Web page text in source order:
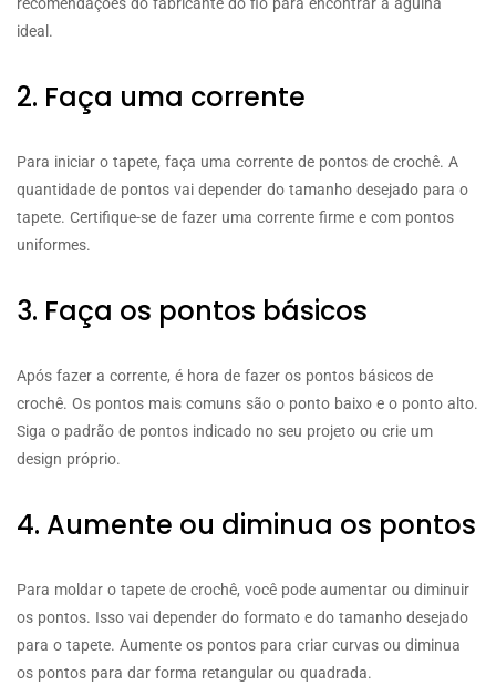
ideal.
2. Faça uma corrente
Para iniciar o tapete, faça uma corrente de pontos de crochê. A
quantidade de pontos vai depender do tamanho desejado para o
tapete. Certifique-se de fazer uma corrente firme e com pontos
uniformes.
3. Faça os pontos básicos
Após fazer a corrente, é hora de fazer os pontos básicos de
crochê. Os pontos mais comuns são o ponto baixo e o ponto alto.
Siga o padrão de pontos indicado no seu projeto ou crie um
design próprio.
4. Aumente ou diminua os pontos
Para moldar o tapete de crochê, você pode aumentar ou diminuir
os pontos. Isso vai depender do formato e do tamanho desejado
para o tapete. Aumente os pontos para criar curvas ou diminua
os pontos para dar forma retangular ou quadrada.